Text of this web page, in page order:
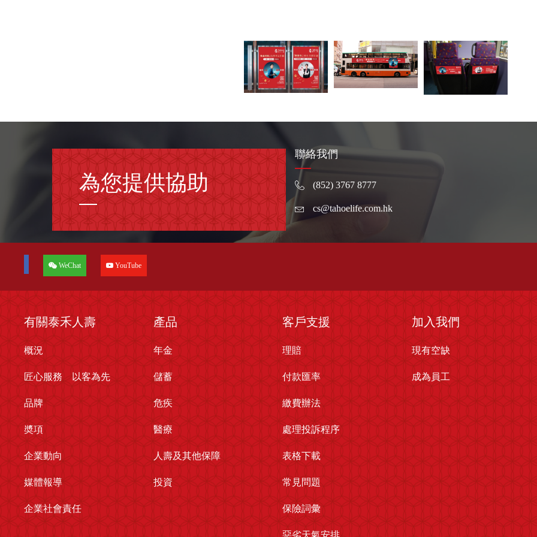
為您提供協助
聯絡我們
(852) 3767 8777
cs@tahoelife.com.hk
WeChat YouTube
有關泰禾人壽
概況
匠心服務 以客為先
品牌
奬項
企業動向
媒體報導
企業社會責任
產品
年金
儲蓄
危疾
醫療
人壽及其他保障
投資
客戶支援
理賠
付款匯率
繳費辦法
處理投訴程序
表格下載
常見問題
保險詞彙
加入我們
現有空缺
成為員工